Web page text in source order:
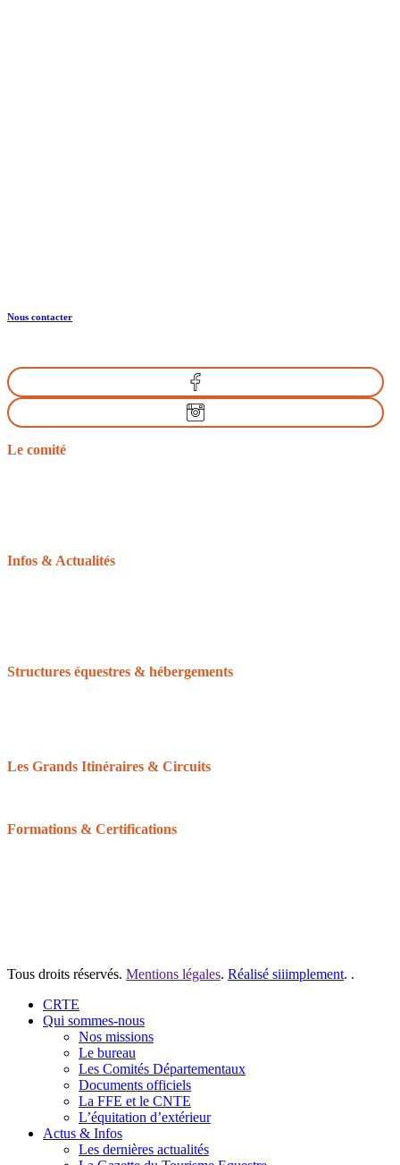
Nous contacter
Le comité
Infos & Actualités
Structures équestres & hébergements
Les Grands Itinéraires & Circuits
Formations & Certifications
Tous droits réservés. Mentions légales. Réalisé siiimplement. .
Close
Menu
CRTE
Qui sommes-nous
Nos missions
Le bureau
Les Comités Départementaux
Documents officiels
La FFE et le CNTE
L’équitation d’extérieur
Actus & Infos
Les dernières actualités